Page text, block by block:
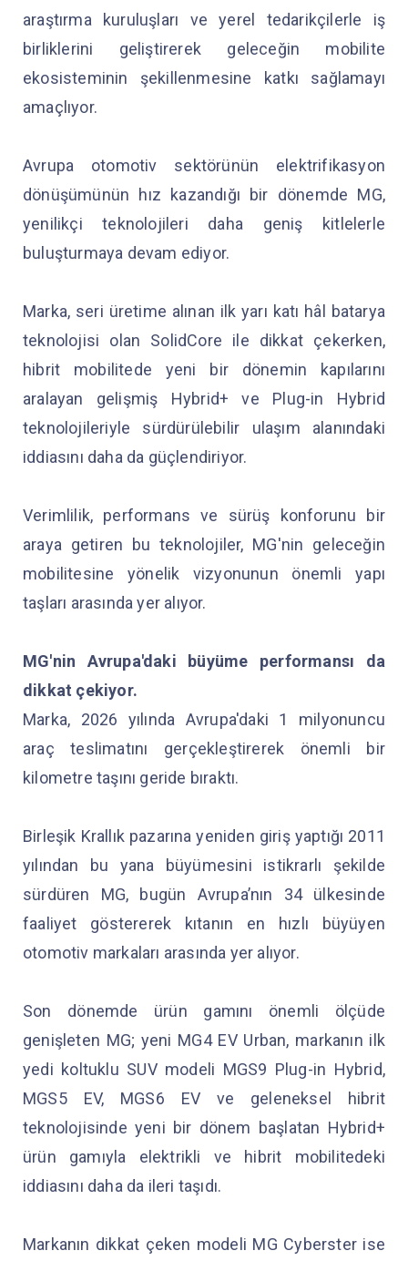
araştırma kuruluşları ve yerel tedarikçilerle iş
birliklerini geliştirerek geleceğin mobilite
ekosisteminin şekillenmesine katkı sağlamayı
amaçlıyor.
Avrupa otomotiv sektörünün elektrifikasyon
dönüşümünün hız kazandığı bir dönemde MG,
yenilikçi teknolojileri daha geniş kitlelerle
buluşturmaya devam ediyor.
Marka, seri üretime alınan ilk yarı katı hâl batarya
teknolojisi olan SolidCore ile dikkat çekerken,
hibrit mobilitede yeni bir dönemin kapılarını
aralayan gelişmiş Hybrid+ ve Plug-in Hybrid
teknolojileriyle sürdürülebilir ulaşım alanındaki
iddiasını daha da güçlendiriyor.
Verimlilik, performans ve sürüş konforunu bir
araya getiren bu teknolojiler, MG'nin geleceğin
mobilitesine yönelik vizyonunun önemli yapı
taşları arasında yer alıyor.
MG'nin Avrupa'daki büyüme performansı da
dikkat çekiyor.
Marka, 2026 yılında Avrupa'daki 1 milyonuncu
araç teslimatını gerçekleştirerek önemli bir
kilometre taşını geride bıraktı.
Birleşik Krallık pazarına yeniden giriş yaptığı 2011
yılından bu yana büyümesini istikrarlı şekilde
sürdüren MG, bugün Avrupa’nın 34 ülkesinde
faaliyet göstererek kıtanın en hızlı büyüyen
otomotiv markaları arasında yer alıyor.
Son dönemde ürün gamını önemli ölçüde
genişleten MG; yeni MG4 EV Urban, markanın ilk
yedi koltuklu SUV modeli MGS9 Plug-in Hybrid,
MGS5 EV, MGS6 EV ve geleneksel hibrit
teknolojisinde yeni bir dönem başlatan Hybrid+
ürün gamıyla elektrikli ve hibrit mobilitedeki
iddiasını daha da ileri taşıdı.
Markanın dikkat çeken modeli MG Cyberster ise